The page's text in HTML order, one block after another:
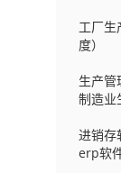
工厂生
度）
生产管
制造业
进销存
erp软